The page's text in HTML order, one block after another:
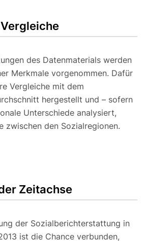
des Datenmaterials werden
Merkmale vorgenommen. Dafür
Vergleiche mit dem
hergestellt und – sofern
Unterschiede analysiert,
zwischen den Sozialregionen.
Zeitachse
der Sozialberichterstattung in
ist die Chance verbunden,